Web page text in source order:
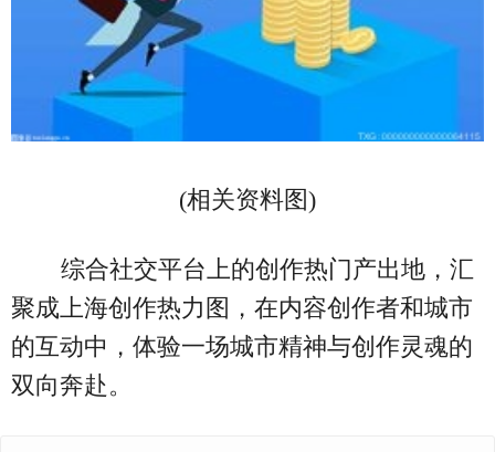
(相关资料图)
综合社交平台上的创作热门产出地，汇
聚成上海创作热力图，在内容创作者和城市
的互动中，体验一场城市精神与创作灵魂的
双向奔赴。